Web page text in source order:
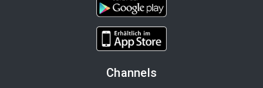
Channels